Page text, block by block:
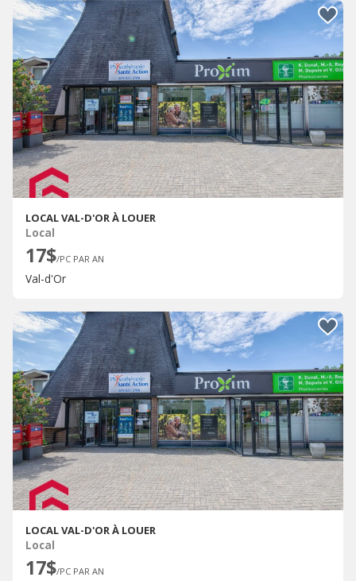
LOCAL VAL-D'OR À LOUER
Local
17$/PC PAR AN
Val-d'Or
LOCAL VAL-D'OR À LOUER
Local
17$/PC PAR AN